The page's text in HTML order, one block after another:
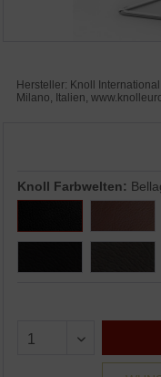
Hersteller: Knoll
Milano, Italien,
Knoll Farbwelten: